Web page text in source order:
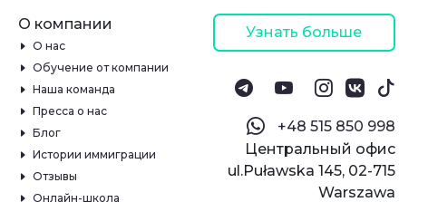
О компании
О нас
Обучение от компании
Наша команда
Пресса о нас
Блог
Истории иммиграции
Отзывы
Онлайн-школа
Узнать больше
‪+48 515 850 998‬
Центральный офис
ul.Puławska 145, 02-715
Warszawa